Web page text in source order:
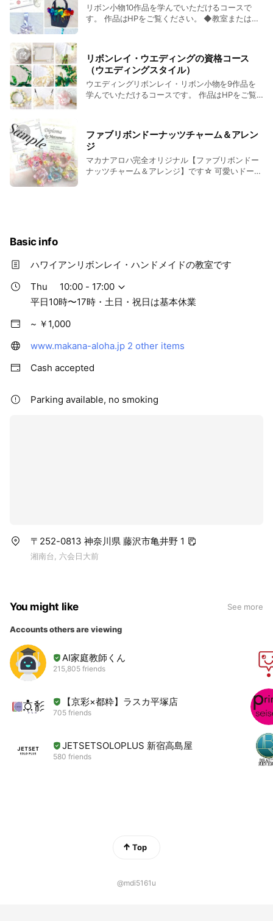
2018年 11月 coco bijou（ココビジュー）認定取得
2018年 11月 UN-DECORロゼット認定取得
2018年 12月 In The Garden 認定取得
2019年 6月 ファブリックデコレ 認定取得
2019年 6月 stellaミリンバングル 認定取得
2019年 7月 ポコッチェリ リボンリース認定
2019年 9月 ハーバリウムアクセサリー 認定取得
2020年 5月 オリジナル ハーバリウムボールペン認定講座
開講
2020年5月シュコレココ リボンリース認定
2020年 7月 PBアカデミーハーバリウム講座認定取得
2020年 10月 オリジナル ファブリボンドーナッツチャー
2021年 5月 オリジナル ファブリックデコレーション開講
2014年7月 あさひ新聞めざましタイムズ掲載
2015年4月 じゃらんネットあそび体験予約に掲載開始
2015年8月 ケノコトに掲載（イオンカルチャー海老名店でのレ
ッスン風景）
MAMAstyle(ママスタイル)掲載
2016年12月 12/15発売 ブティック社【手作り・雑貨&クラフ
かけ情報「PLACEHUB」にインタビュー記事が掲載
リボン小物10作品を学んでいただけるコースで
す。 作品はHPをご覧ください。 ◆教室または通
払は、一括または、分割の場合はクレジット決済
をご利用ください。分割で振込みも可能です。 通
学レッスンはご相談。
リボンレイ・ウエディングの資格コース
（ウエディングスタイル）
ウエディングリボンレイ・リボン小物を9作品を
学んでいただけるコースです。 作品はHPをご覧
方は送料込み） 合計49,500円（税込）
ファブリボンドーナッツチャーム＆アレン
ジ
マカナアロハ完全オリジナル【ファブリボンドー
ナッツチャーム＆アレンジ】です☆ 可愛いドーナ
費・材料費） 趣味で楽しみながらお作りいただけ
るコースです 。 講習費：4000円（2個作成） ◆
10000円 ◆認定講座（アレンジ付き） 講習費：
15000円 詳細はHPをご覧ください。
Basic info
ハワイアンリボンレイ・ハンドメイドの教室です
Thu
10:00 - 17:00
平日10時〜17時・土日・祝日は基本休業
~ ￥1,000
www.makana-aloha.jp 2 other items
Cash accepted
Parking available, no smoking
〒252-0813 神奈川県 藤沢市亀井野 1
湘南台, 六会日大前
You might like See more
Accounts others are viewing
AI家庭教師くん
215,805 friends
【京彩×都粋】ラスカ平塚店
705 friends
JETSETSOLOPLUS 新宿高島屋
580 friends
Top
@mdi5161u